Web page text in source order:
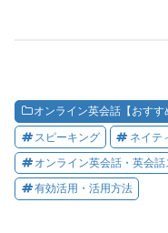
オンライン英会話【おすす
スピーキング ネイテ
オンライン英会話・英会
有効活用・活用方法